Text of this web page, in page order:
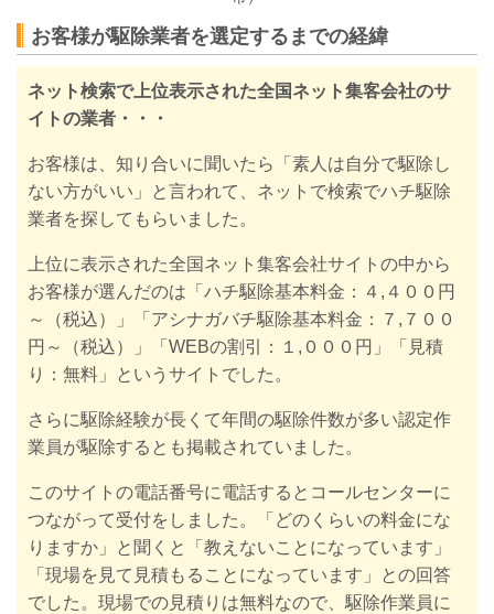
お客様が駆除業者を選定するまでの経緯
ネット検索で上位表示された全国ネット集客会社のサ
イトの業者・・・
お客様は、知り合いに聞いたら「素人は自分で駆除し
ない方がいい」と言われて、ネットで検索でハチ駆除
業者を探して もらいました。
上位に表示された全国ネット集客会社サイトの中から
お客様が選んだのは 「ハチ駆除基本料金：４,４００円
～（税込）」「アシナガバチ駆除基本料金：７,７００
円～（税込）」「WEBの割引：１,０００円」「見積
り：無料」というサイトでした。
さらに駆除経験が長くて年間の駆除件数が多い認定作
業員が駆除するとも掲載されていました。
このサイトの電話番号に電話するとコールセンターに
つながって受付をしました。「どのくらいの料金にな
りますか」と聞くと「教えないことになっています」
「現場を見て見積もることになっています」との回答
でした。現場での見積りは無料なので、 駆除作業員に